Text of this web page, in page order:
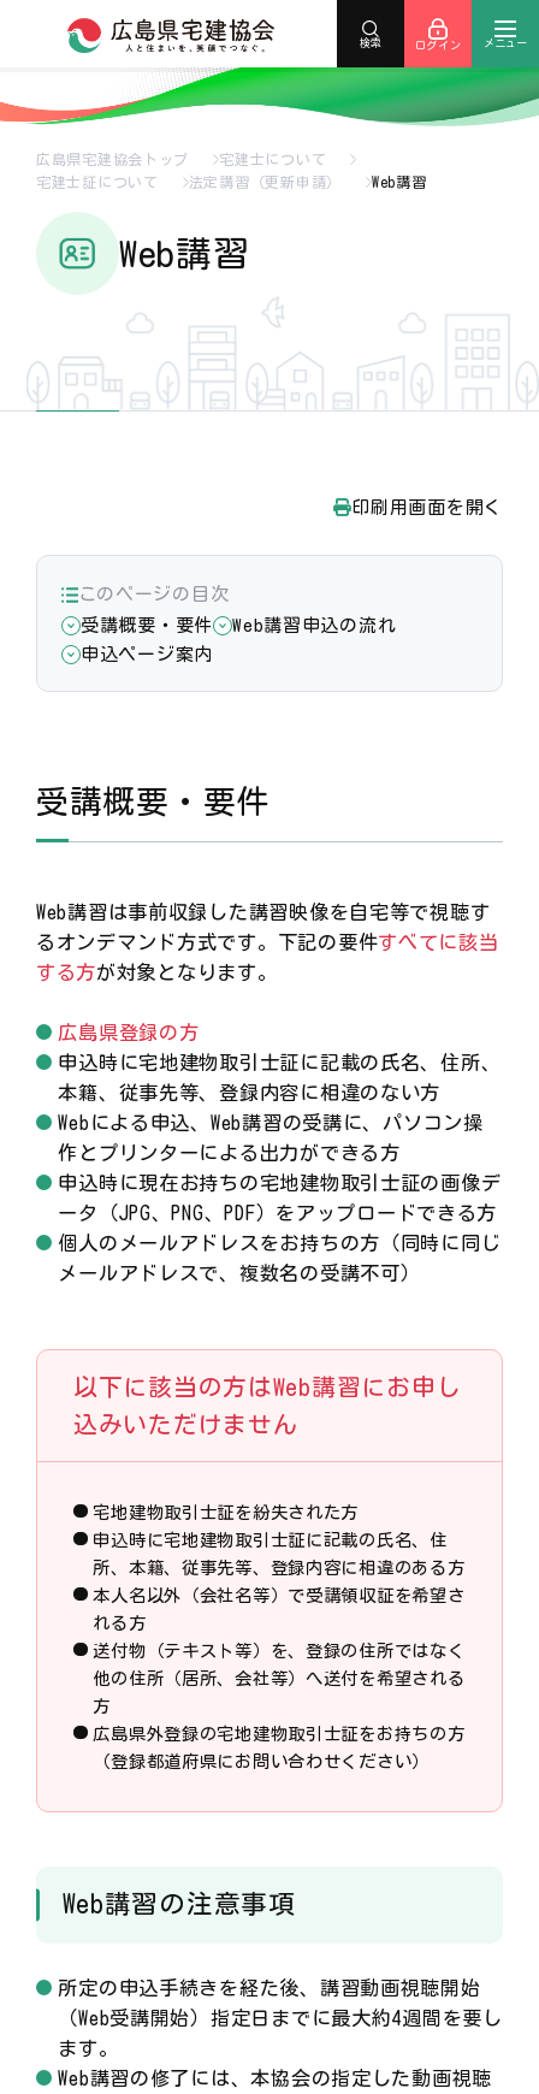
検索 ログイン メニュー
広島県宅建協会トップ
宅建士について
宅建士証について
法定講習（更新申請） Web講習
Web講習
印刷用画面を開く
このページの目次
受講概要・要件
Web講習申込の流れ
申込ページ案内
受講概要・要件
Web講習は事前収録した講習映像を自宅等で視聴す
るオンデマンド方式です。下記の要件すべてに該当
する方が対象となります。
広島県登録の方
申込時に宅地建物取引士証に記載の氏名、住所、
本籍、従事先等、登録内容に相違のない方
Webによる申込、Web講習の受講に、パソコン操
作とプリンターによる出力ができる方
申込時に現在お持ちの宅地建物取引士証の画像デ
ータ（JPG、PNG、PDF）をアップロードできる方
個人のメールアドレスをお持ちの方（同時に同じ
メールアドレスで、複数名の受講不可）
以下に該当の方はWeb講習にお申し
込みいただけません
宅地建物取引士証を紛失された方
申込時に宅地建物取引士証に記載の氏名、住
所、本籍、従事先等、登録内容に相違のある方
本人名以外（会社名等）で受講領収証を希望さ
れる方
送付物（テキスト等）を、登録の住所ではなく
他の住所（居所、会社等）へ送付を希望される
方
広島県外登録の宅地建物取引士証をお持ちの方
（登録都道府県にお問い合わせください）
Web講習の注意事項
所定の申込手続きを経た後、講習動画視聴開始
（Web受講開始）指定日までに最大約4週間を要し
ます。
Web講習の修了には、本協会の指定した動画視聴